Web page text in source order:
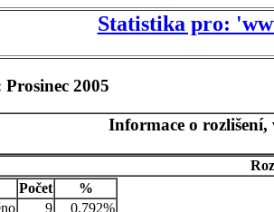
Statistika pro:
2005
Informace o
Počet
%
9
0.792%